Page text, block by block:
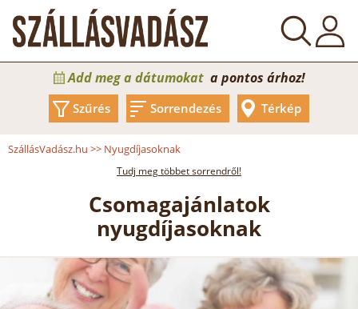
Add meg a dátumokat a pontos árhoz!
Szűrés Sorrendezés Térkép
SzállásVadász.hu >> Nyugdíjasoknak
Tudj meg többet sorrendről!
Csomagajánlatok
nyugdíjasoknak